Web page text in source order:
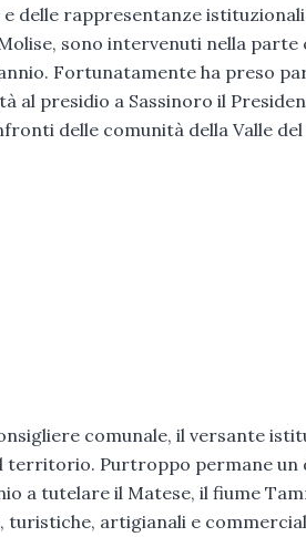
delle rappresentanze
sono intervenuti nella parte
Fortunatamente ha preso
presidio a Sassinoro il
delle comunità della Valle
comunale, il versante
Purtroppo permane un
a tutelare il Matese, il fiume
turistiche, artigianali e